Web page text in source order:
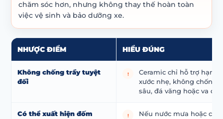
chăm sóc hơn, nhưng không thay thế hoàn toàn
việc vệ sinh và bảo dưỡng xe.
NHƯỢC ĐIỂM HIỂU ĐÚNG
Không chống trầy tuyệt
đối
Ceramic chỉ hỗ trợ hạn
xước nhẹ, không chống
sâu, đá văng hoặc va
Có thể xuất hiện đốm
Nếu nước mưa hoặc cặn